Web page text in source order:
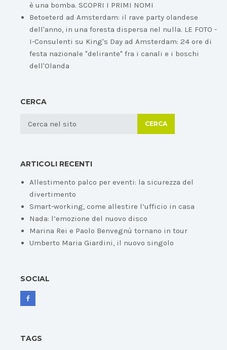
è una bomba. SCOPRI I PRIMI NOMI
Betoeterd ad Amsterdam: il rave party olandese
dell'anno, in una foresta dispersa nel nulla. LE FOTO -
I-Consulenti su King's Day ad Amsterdam: 24 ore di
festa nazionale "delirante" fra i canali e i boschi
dell'Olanda
CERCA
CERCA
ARTICOLI RECENTI
Allestimento palco per eventi: la sicurezza del
divertimento
Smart-working, come allestire l’ufficio in casa
Nada: l’emozione del nuovo disco
Marina Rei e Paolo Benvegnù tornano in tour
Umberto Maria Giardini, il nuovo singolo
SOCIAL
TAGS